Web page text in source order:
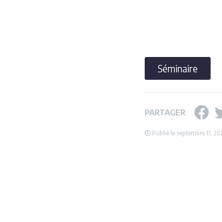
Séminaire
PARTAGER
Publié le septembre 17,